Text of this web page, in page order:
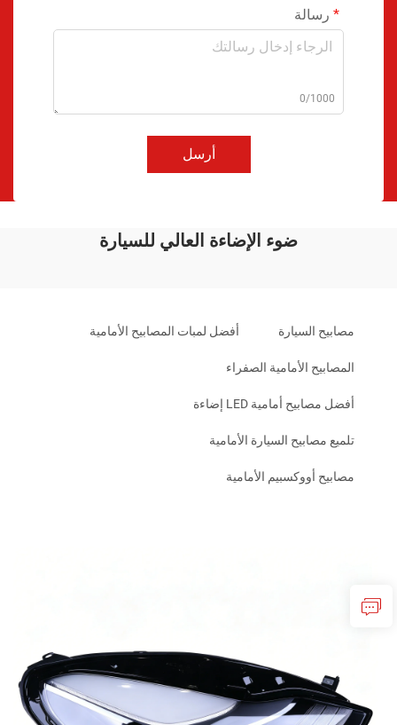
رسالة
0/1000
أرسل
ضوء الإضاءة العالي للسيارة
مصابيح السيارة أفضل لمبات المصابيح الأمامية
المصابيح الأمامية الصفراء
أفضل مصابيح أمامية LED إضاءة
تلميع مصابيح السيارة الأمامية
مصابيح أووكسبيم الأمامية